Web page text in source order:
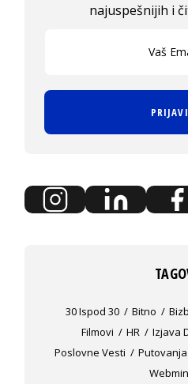
najuspešnijih i
30 Ispod 30 Bitno
Filmovi
HR Izjava
Poslovne Vesti
Putovanja